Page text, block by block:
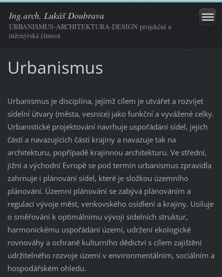
Ing.arch. Lukáš Doubrava
URBANISMUS-ARCHITEKTURA-DESIGN projekční a
inženýrská činnost
Urbanismus
Urbanismus je disciplína, jejímž cílem je utvářet a rozvíjet
sídelní útvary (města, vesnice) jako funkční a vyvážené celky.
Urbanistické projektování navrhuje uspořádání sídel, jejich
částí a navazujících částí krajiny a navazuje tak na
architekturu, popřípadě krajinnou architekturu. Ve střední,
jižní a východní Evropě se pod termín urbanismus zpravidla
zahrnuje i plánování sídel, které je složkou územního
plánování. Územní plánování se zabývá plánováním a
regulací vývoje měst, venkovského osídlení a krajiny. Usiluje
o směřování k optimálnímu vývoji sídelních struktur,
harmonickému uspořádání území, udržení ekologické
rovnováhy a ochraně kulturního dědictví s cílem zajištění
udržitelného rozvoje území v environmentálním, sociálním a
hospodářském ohledu.